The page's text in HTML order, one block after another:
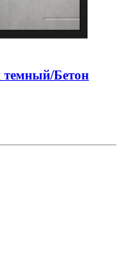
темный/Бетон